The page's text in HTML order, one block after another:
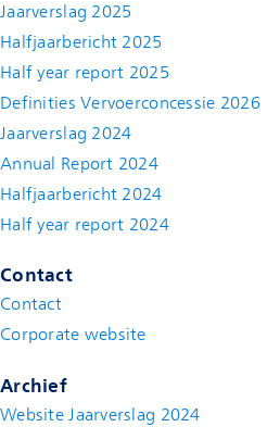
Jaarverslag 2025
Halfjaarbericht 2025
Half year report 2025
Definities Vervoerconcessie 2026
Jaarverslag 2024
Annual Report 2024
Halfjaarbericht 2024
Half year report 2024(new window)
Contact
Contact(new window)
Corporate website
Archief
Website Jaarverslag 2024